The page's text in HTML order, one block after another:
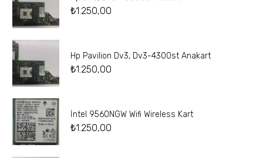
₺1.250,00
Hp Pavilion Dv3, Dv3-4300st Anakart
₺1.250,00
İntel 9560NGW Wifi Wireless Kart
₺1.250,00